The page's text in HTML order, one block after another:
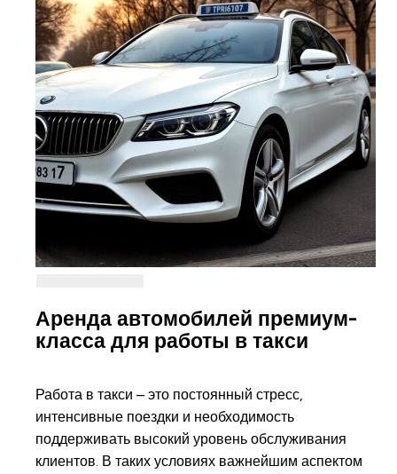
Аренда автомобилей премиум-
класса для работы в такси
Работа в такси – это постоянный стресс,
интенсивные поездки и необходимость
поддерживать высокий уровень обслуживания
клиентов. В таких условиях важнейшим аспектом